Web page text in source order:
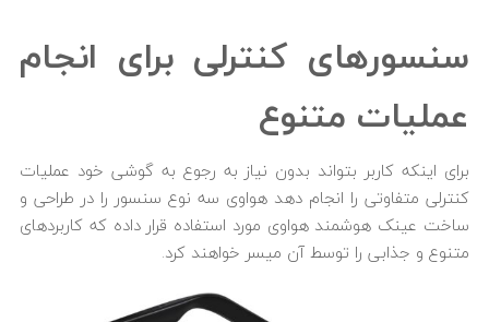
سنسورهای کنترلی برای انجام
عملیات متنوع
برای اینکه کاربر بتواند بدون نیاز به رجوع به گوشی خود عملیات
کنترلی متفاوتی را انجام دهد هواوی سه نوع سنسور را در طراحی و
ساخت عینک هوشمند هواوی مورد استفاده قرار داده که کاربردهای
متنوع و جذابی را توسط آن میسر خواهند کرد.